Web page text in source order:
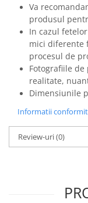
Va
produsul
In cazul
mici diferente
procesul de
Fotografiile
realitate,
Dimensiunile
Informatii
Review-uri(0)